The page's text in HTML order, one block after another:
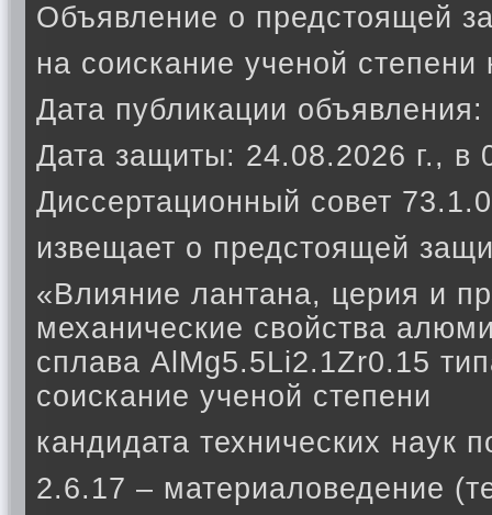
Объявление о предстоящей
на соискание ученой степени
Дата публикации объявления:
Дата защиты: 24.08.2026 г., в
Диссертационный совет
извещает о предстоящей
«Влияние лантана, церия и
механические свойства
сплава AlMg5.5Li2.1Zr0.15
соискание ученой степени
кандидата технических наук
2.6.17 – материаловедение